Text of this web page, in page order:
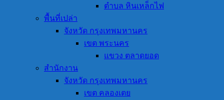
ตำบล หินเหล็กไฟ
พื้นที่เปล่า
จังหวัด กรุงเทพมหานคร
เขต พระนคร
แขวง ตลาดยอด
สำนักงาน
จังหวัด กรุงเทพมหานคร
เขต คลองเตย